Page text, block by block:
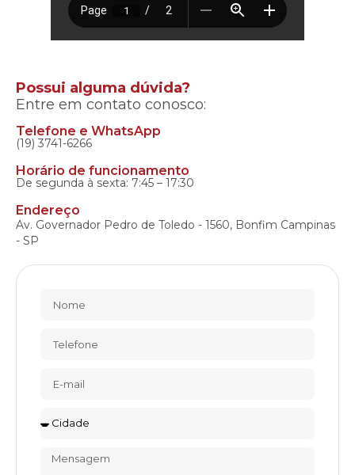
Possui alguma dúvida?
Entre em contato conosco:
Telefone e WhatsApp
(19) 3741-6266
Horário de funcionamento
De segunda à sexta: 7:45 – 17:30
Endereço
Av. Governador Pedro de Toledo - 1560, Bonfim Campinas
- SP